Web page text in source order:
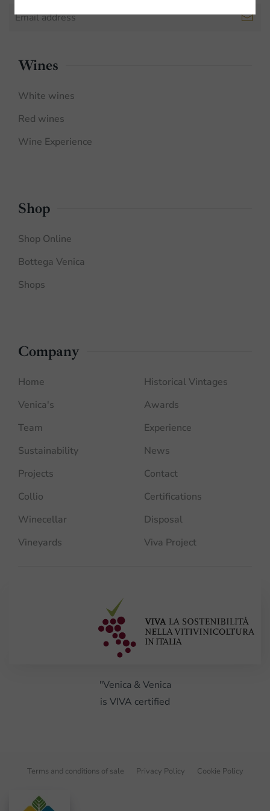
Wines
White wines
Red wines
Wine Experience
Shop
Shop Online
Bottega Venica
Shops
Company
Home
Venica's
Team
Sustainability
Projects
Collio
Winecellar
Vineyards
Historical Vintages
Awards
Experience
News
Contact
Certifications
Disposal
Viva Project
"Venica & Venica
is VIVA certified
Terms and conditions of sale Privacy Policy Cookie Policy